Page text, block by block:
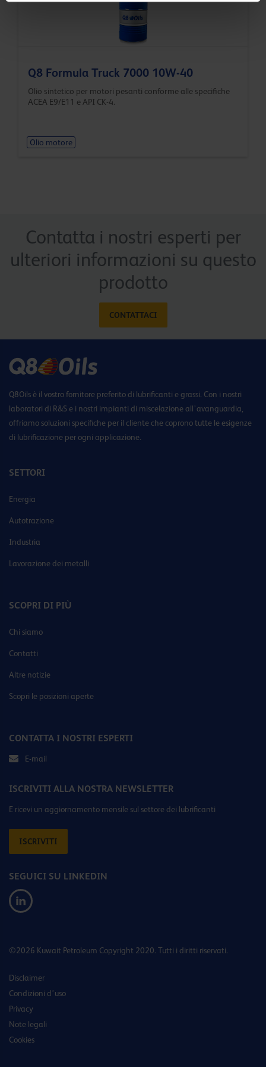
Q8 Formula Truck 7000 10W-40
Olio sintetico per motori pesanti conforme alle specifiche
ACEA E9/E11 e API CK-4.
Olio motore
Contatta i nostri esperti per
ulteriori informazioni su questo
prodotto
CONTATTACI
Q8Oils è il vostro fornitore preferito di lubrificanti e grassi. Con i nostri
laboratori di R&S e i nostri impianti di miscelazione all’avanguardia,
offriamo soluzioni specifiche per il cliente che coprono tutte le esigenze
di lubrificazione per ogni applicazione.
SETTORI
Energia
Autotrazione
Industria
Lavorazione dei metalli
SCOPRI DI PIÙ
Chi siamo
Contatti
Altre notizie
Scopri le posizioni aperte
CONTATTA I NOSTRI ESPERTI
E-mail
ISCRIVITI ALLA NOSTRA NEWSLETTER
E ricevi un aggiornamento mensile sul settore dei lubrificanti
ISCRIVITI
SEGUICI SU LINKEDIN
©2026 Kuwait Petroleum Copyright 2020. Tutti i diritti riservati.
Disclaimer
Condizioni d’uso
Privacy
Note legali
Cookies